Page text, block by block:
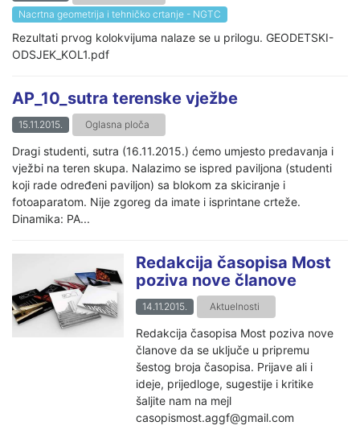
Nacrtna geometrija i tehničko crtanje - NGTC
Rezultati prvog kolokvijuma nalaze se u prilogu. GEODETSKI-
ODSJEK_KOL1.pdf
AP_10_sutra terenske vježbe
15.11.2015. Oglasna ploča
Dragi studenti, sutra (16.11.2015.) ćemo umjesto predavanja i
vježbi na teren skupa. Nalazimo se ispred paviljona (studenti
koji rade određeni paviljon) sa blokom za skiciranje i
fotoaparatom. Nije zgoreg da imate i isprintane crteže.
Dinamika: PA...
Redakcija časopisa Most
poziva nove članove
14.11.2015. Aktuelnosti
Redakcija časopisa Most poziva nove
članove da se uključe u pripremu
šestog broja časopisa. Prijave ali i
ideje, prijedloge, sugestije i kritike
šaljite nam na mejl
casopismost.aggf@gmail.com